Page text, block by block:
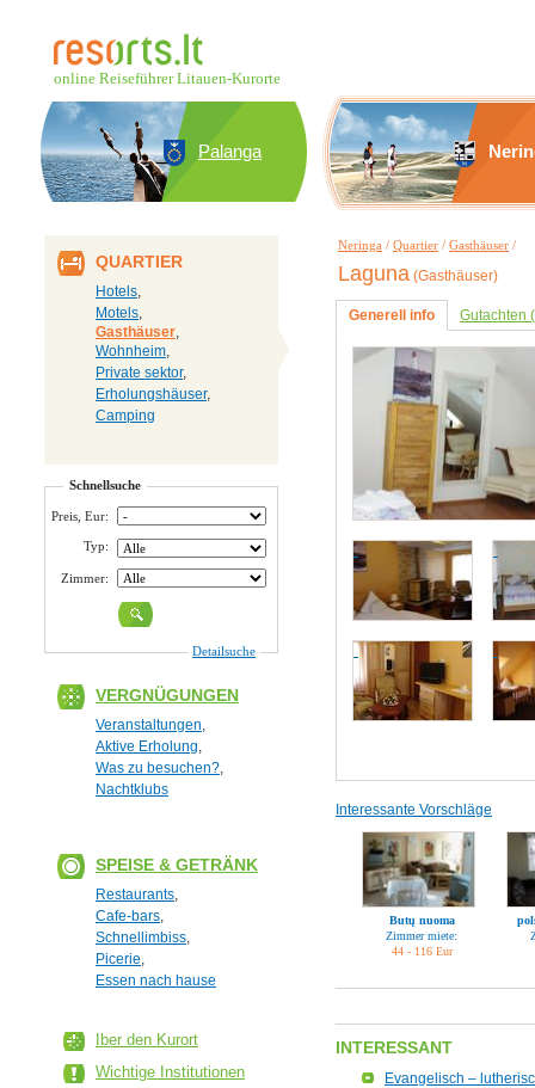
online Reiseführer Litauen-Kurorte
Palanga
QUARTIER
Hotels,
Motels,
Gasthäuser,
Wohnheim,
Private sektor,
Erholungshäuser,
Camping
Schnellsuche
Preis, Eur:
Typ:
Zimmer:
Detailsuche
VERGNÜGUNGEN
Veranstaltungen,
Aktive Erholung,
Was zu besuchen?,
Nachtklubs
SPEISE & GETRÄNK
Restaurants,
Cafe-bars,
Schnellimbiss,
Picerie,
Essen nach hause
Iber den Kurort
Wichtige Institutionen
Neringa / Quartier / Gasthäuser /
Laguna (Gasthäuser)
Generell info Gutachten
Interessante Vorschläge
Butų nuoma
Zimmer miete:
44 - 116 Eur
INTERESSANT
Evangelisch –